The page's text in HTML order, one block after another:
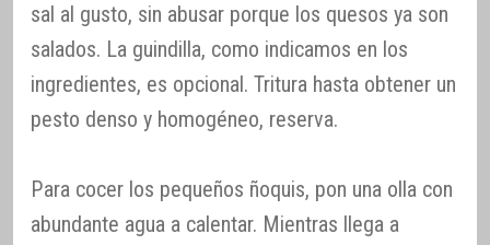
sal al gusto, sin abusar porque los quesos ya son
salados. La guindilla, como indicamos en los
ingredientes, es opcional. Tritura hasta obtener un
pesto denso y homogéneo, reserva.
Para cocer los pequeños ñoquis, pon una olla con
abundante agua a calentar. Mientras llega a